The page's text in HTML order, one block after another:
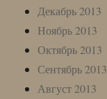
Декабрь 2013
Ноябрь 2013
Октябрь 2013
Сентябрь 2013
Август 2013